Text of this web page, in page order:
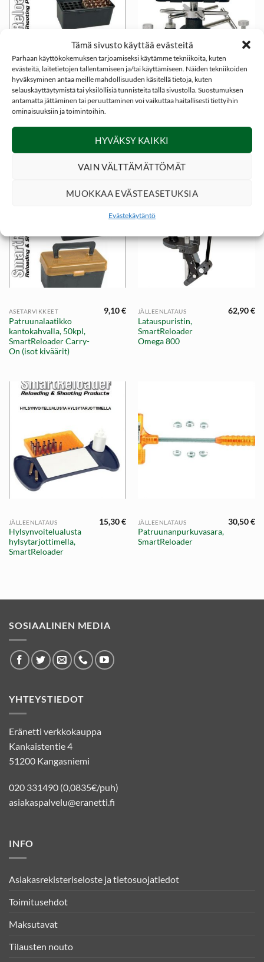
Tämä sivusto käyttää evästeitä
Parhaan käyttökokemuksen tarjoamiseksi käytämme tekniikoita, kuten
evästeitä, laitetietojen tallentamiseen ja/tai käyttämiseen. Näiden tekniikoiden
hyväksyminen antaa meille mahdollisuuden käsitellä tietoja, kuten
selauskäyttäytymistä tai yksilöllisiä tunnisteita tällä sivustolla. Suostumuksen
antamatta jättäminen tai peruuttaminen voi vaikuttaa haitallisesti tiettyihin
ominaisuuksiin ja toimintoihin.
HYVÄKSY KAIKKI
VAIN VÄLTTÄMÄTTÖMÄT
MUOKKAA EVÄSTEASETUKSIA
Evästekäytäntö
ASETARVIKKEET
Patruunalaatikko
SmartReloader Carry-
8,15€ AMPUMATUET 139,00
ASETARVIKKEET
Patruunalaatikko
kantokahvalla, 50kpl,
SmartReloader Carry-
On (isot kiväärit)
9,10€ JÄLLEENLATAUS
Latauspuristin,
SmartReloader
Omega 800
62,90€
JÄLLEENLATAUS
Hylsynvoitelualusta
hylsytarjottimella,
SmartReloader
15,30€ JÄLLEENLATAUS
Patruunanpurkuvasara,
SmartReloader
30,50€
SOSIAALINEN MEDIA
YHTEYSTIEDOT
Eränetti verkkokauppa
Kankaistentie 4
51200 Kangasniemi
020 331490 (0,0835€/puh)
asiakaspalvelu@eranetti.fi
INFO
Asiakasrekisteriseloste ja tietosuojatiedot
Toimitusehdot
Maksutavat
Tilausten nouto